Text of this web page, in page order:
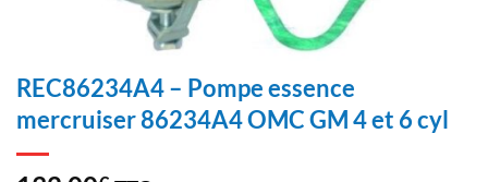
REC86234A4 – Pompe essence
mercruiser 86234A4 OMC GM 4 et 6 cyl